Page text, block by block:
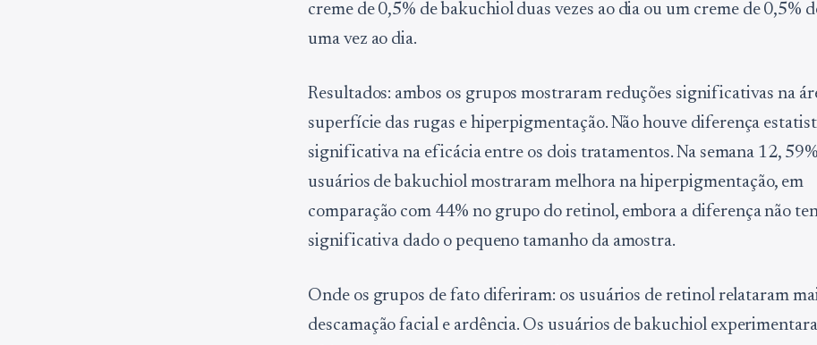
creme de 0,5% de bakuchiol duas vezes ao dia ou um creme de 0,5%
uma vez ao dia.
Resultados: ambos os grupos mostraram reduções significativas na
superfície das rugas e hiperpigmentação. Não houve diferença
significativa na eficácia entre os dois tratamentos. Na semana 12,
usuários de bakuchiol mostraram melhora na hiperpigmentação, em
comparação com 44% no grupo do retinol, embora a diferença não
significativa dado o pequeno tamanho da amostra.
Onde os grupos de fato diferiram: os usuários de retinol relataram
descamação facial e ardência. Os usuários de bakuchiol